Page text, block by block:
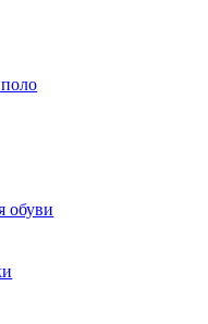
обуви